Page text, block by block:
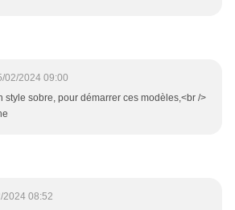
02/2024 09:00
style sobre, pour démarrer ces modèles,<br />
2024 08:52